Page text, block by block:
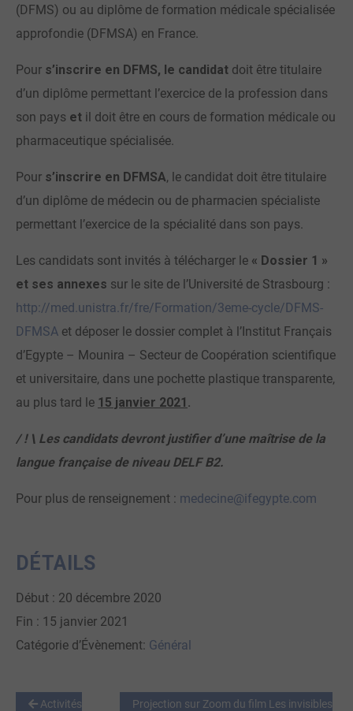
(DFMS) ou au diplôme de formation médicale spécialisée
approfondie (DFMSA) en France.
Pour s’inscrire en DFMS, le candidat doit être titulaire
d’un diplôme permettant l’exercice de la profession dans
son pays et il doit être en cours de formation médicale ou
pharmaceutique spécialisée.
Pour s’inscrire en DFMSA, le candidat doit être titulaire
d’un diplôme de médecin ou de pharmacien spécialiste
permettant l’exercice de la spécialité dans son pays.
Les candidats sont invités à télécharger le « Dossier 1 »
et ses annexes sur le site de l’Université de Strasbourg :
http://med.unistra.fr/fre/Formation/3eme-cycle/DFMS-
DFMSA et déposer le dossier complet à l’Institut Français
d’Egypte – Mounira – Secteur de Coopération scientifique
et universitaire, dans une pochette plastique transparente,
au plus tard le 15 janvier 2021 .
/ ! \ Les candidats devront justifier d’une maîtrise de la
langue française de niveau DELF B2.
Pour plus de renseignement : medecine@ifegypte.com
DÉTAILS
Début : 20 décembre 2020
Fin : 15 janvier 2021
Catégorie d’Évènement: Général
Activités
Projection sur Zoom du film Les invisibles